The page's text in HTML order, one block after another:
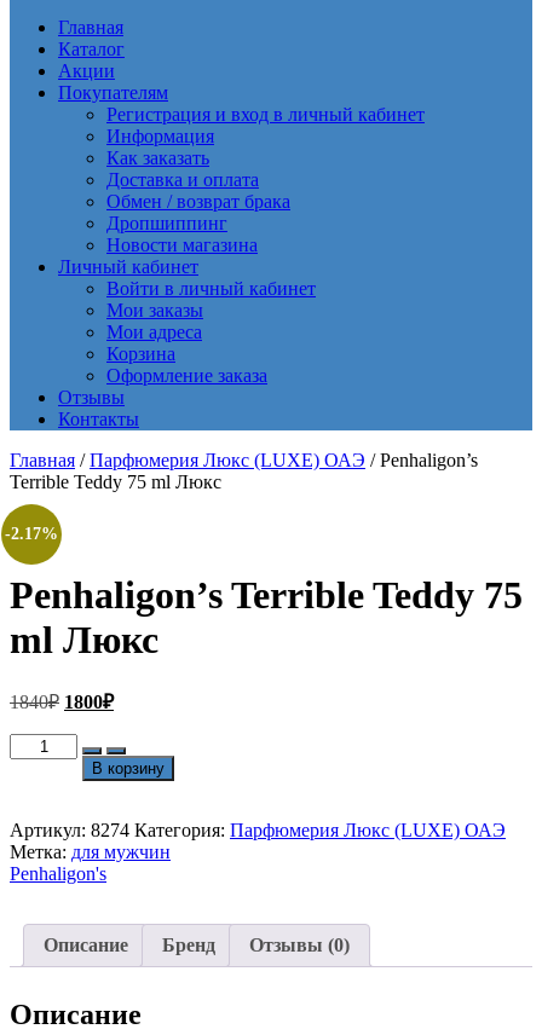
Главная
Каталог
Акции
Покупателям
Регистрация и вход в личный кабинет
Информация
Как заказать
Доставка и оплата
Обмен / возврат брака
Дропшиппинг
Новости магазина
Личный кабинет
Войти в личный кабинет
Мои заказы
Мои адреса
Корзина
Оформление заказа
Отзывы
Контакты
Главная /Парфюмерия Люкс (LUXE) ОАЭ / Penhaligon’s
Terrible Teddy 75 ml Люкс
-2.17%
Penhaligon’s Terrible Teddy 75
ml Люкс
1840₽ Первоначальная
составляла
1840₽.
1800₽Текущая
1800₽.
Количество
товара
Penhaligon's
Teddy
75
ml
В корзину
Артикул: 8274 Категория: Парфюмерия Люкс (LUXE) ОАЭ
Метка: для мужчин
Penhaligon's
Описание Бренд Отзывы (0)
Описание